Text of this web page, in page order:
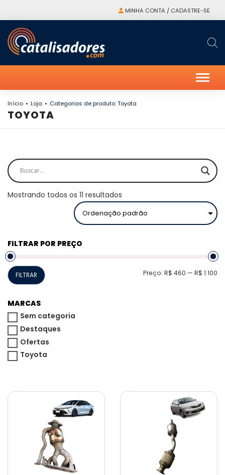
MINHA CONTA / CADASTRE-SE
Início Loja Categorias de produto: Toyota
TOYOTA
Mostrando todos os 11 resultados
FILTRAR POR PREÇO
FILTRAR Preço: R$ 460 — R$ 1.100
MARCAS
Sem categoria
Destaques
Ofertas
Toyota